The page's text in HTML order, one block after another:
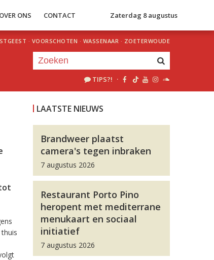
OVER ONS CONTACT Zaterdag 8 augustus
· VOORSCHOTEN · WASSENAAR · ZOETERWOUDE
TIPS?! ·
LAATSTE NIEUWS
Brandweer plaatst
camera's tegen inbraken
7 augustus 2026
Restaurant Porto Pino
heropent met mediterrane
menukaart en sociaal
initiatief
7 augustus 2026